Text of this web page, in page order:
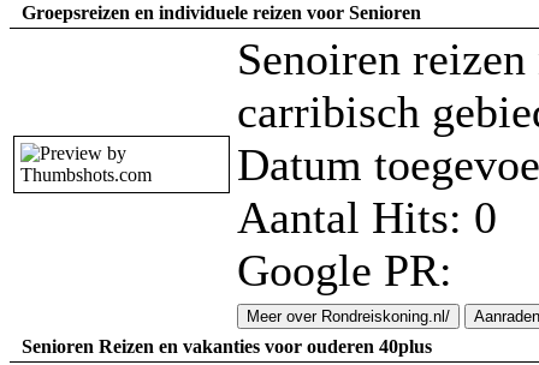
Groepsreizen en individuele reizen voor Senioren
Senoiren
carribisch
Datum
Aantal Hits: 0
Google PR:
Meer over Rondreiskoning.nl/ Aanraden
Senioren Reizen en vakanties voor ouderen 40plus